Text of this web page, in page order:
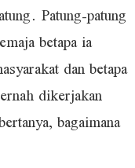
Patung-patung
betapa ia
dan betapa
dikerjakan
bagaimana